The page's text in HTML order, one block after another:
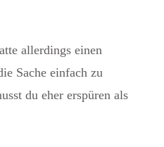
allerdings einen
Sache einfach zu
du eher erspüren als